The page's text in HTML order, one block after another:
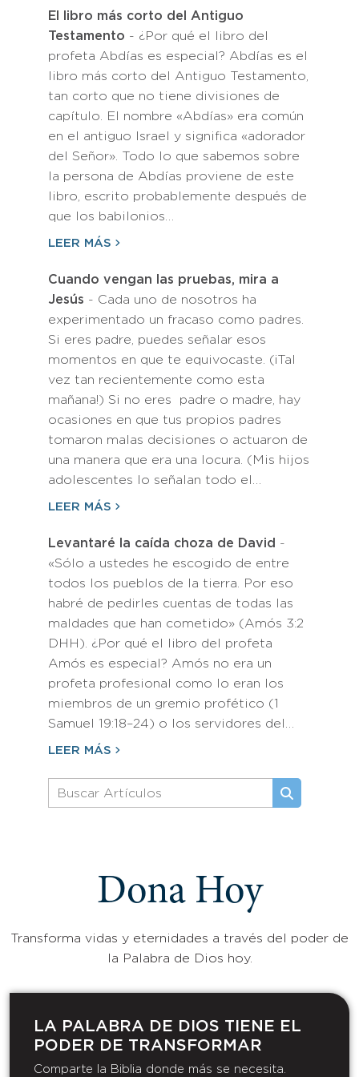
El libro más corto del Antiguo
Testamento - ¿Por qué el libro del
profeta Abdías es especial? Abdías es el
libro más corto del Antiguo Testamento,
tan corto que no tiene divisiones de
capítulo. El nombre «Abdías» era común
en el antiguo Israel y significa «adorador
del Señor». Todo lo que sabemos sobre
la persona de Abdías proviene de este
libro, escrito probablemente después de
que los babilonios…
LEER MÁS
Cuando vengan las pruebas, mira a
Jesús - Cada uno de nosotros ha
experimentado un fracaso como padres.
Si eres padre, puedes señalar esos
momentos en que te equivocaste. (¡Tal
vez tan recientemente como esta
mañana!) Si no eres padre o madre, hay
ocasiones en que tus propios padres
tomaron malas decisiones o actuaron de
una manera que era una locura. (Mis hijos
adolescentes lo señalan todo el…
LEER MÁS
Levantaré la caída choza de David -
«Sólo a ustedes he escogido de entre
todos los pueblos de la tierra. Por eso
habré de pedirles cuentas de todas las
maldades que han cometido» (Amós 3:2
DHH). ¿Por qué el libro del profeta
Amós es especial? Amós no era un
profeta profesional como lo eran los
miembros de un gremio profético (1
Samuel 19:18–24) o los servidores del…
LEER MÁS
Dona Hoy
Transforma vidas y eternidades a través del poder de
la Palabra de Dios hoy.
LA PALABRA DE DIOS TIENE EL
PODER DE TRANSFORMAR​
Comparte la Biblia donde más se necesita.